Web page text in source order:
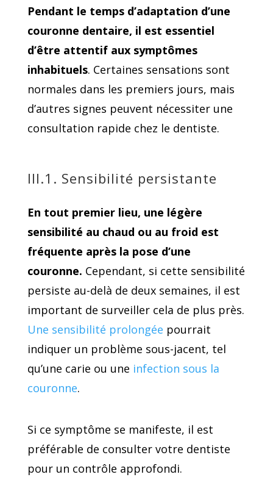
Pendant le temps d’adaptation d’une
couronne dentaire, il est essentiel
d’être attentif aux symptômes
inhabituels. Certaines sensations sont
normales dans les premiers jours, mais
d’autres signes peuvent nécessiter une
consultation rapide chez le dentiste.
III.1. Sensibilité persistante
En tout premier lieu, une légère
sensibilité au chaud ou au froid est
fréquente après la pose d’une
couronne. Cependant, si cette sensibilité
persiste au-delà de deux semaines, il est
important de surveiller cela de plus près.
Une sensibilité prolongée pourrait
indiquer un problème sous-jacent, tel
qu’une carie ou une infection sous la
couronne.
Si ce symptôme se manifeste, il est
préférable de consulter votre dentiste
pour un contrôle approfondi.